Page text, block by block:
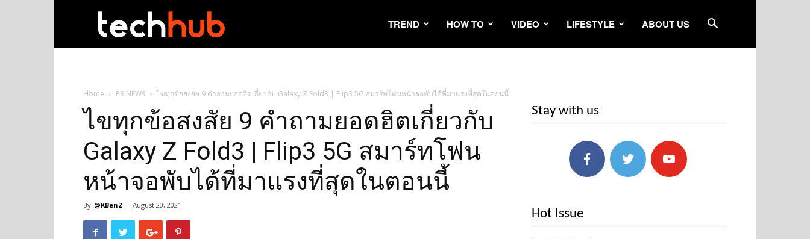
TREND HOW TO VIDEO LIFESTYLE ABOUT US
Home PR NEWS ไขทุกข้อสงสัย 9 คำถามยอดฮิตเกี่ยวกับ Galaxy Z Fold3 | Flip3 5G สมาร์ทโฟนหน้าจอพับได้ที่มาแรงที่สุดในตอนนี้
ไขทุกข้อสงสัย 9 คำถามยอดฮิตเกี่ยวกับ
Galaxy Z Fold3 | Flip3 5G สมาร์ทโฟน
หน้าจอพับได้ที่มาแรงที่สุดในตอนนี้
By @KBenZ - August 20, 2021
Stay with us
Hot Issue